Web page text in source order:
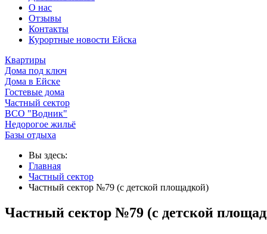
О нас
Отзывы
Контакты
Курортные новости Ейска
Квартиры
Дома под ключ
Дома в Ейске
Гостевые дома
Частный сектор
ВСО "Водник"
Недорогое жильё
Базы отдыха
Вы здесь:
Главная
Частный сектор
Частный сектор №79 (с детской площадкой)
Частный сектор №79 (с детской